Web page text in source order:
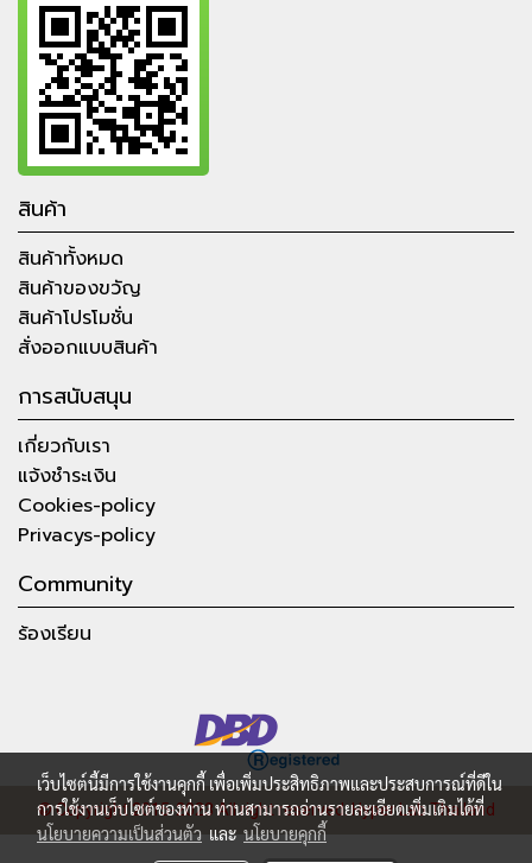
สินค้า
สินค้าทั้งหมด
สินค้าของขวัญ
สินค้าโปรโมชั่น
สั่งออกแบบสินค้า
การสนับสนุน
เกี่ยวกับเรา
แจ้งชำระเงิน
Cookies-policy
Privacys-policy
Community
ร้องเรียน
© Copyright 2015-2023 All right reserved.Hyper Lab Thailand
เว็บไซต์นี้มีการใช้งานคุกกี้ เพื่อเพิ่มประสิทธิภาพและประสบการณ์ที่ดีใน
การใช้งานเว็บไซต์ของท่าน ท่านสามารถอ่านรายละเอียดเพิ่มเติมได้ที่
นโยบายความเป็นส่วนตัว และ นโยบายคุกกี้